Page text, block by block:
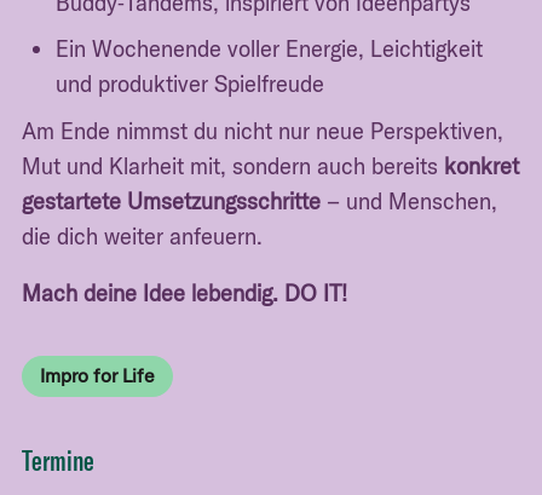
Ein Wochenende voller Energie, Leichtigkeit
und produktiver Spielfreude
Am Ende nimmst du nicht nur neue Perspektiven,
Mut und Klarheit mit, sondern auch bereits konkret
gestartete Umsetzungsschritte – und Menschen,
die dich weiter anfeuern.
Mach deine Idee lebendig. DO IT!
Impro for Life
Termine